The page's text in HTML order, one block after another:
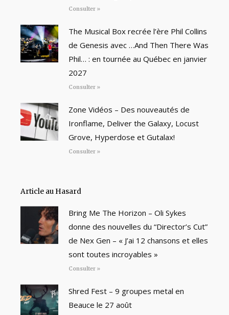
Consulter »
The Musical Box recrée l’ère Phil Collins
de Genesis avec …And Then There Was
Phil… : en tournée au Québec en janvier
2027
Consulter »
Zone Vidéos – Des nouveautés de
Ironflame, Deliver the Galaxy, Locust
Grove, Hyperdose et Gutalax!
Consulter »
Article au Hasard
Bring Me The Horizon – Oli Sykes
donne des nouvelles du “Director’s Cut”
de Nex Gen – « J’ai 12 chansons et elles
sont toutes incroyables »
Consulter »
Shred Fest – 9 groupes metal en
Beauce le 27 août